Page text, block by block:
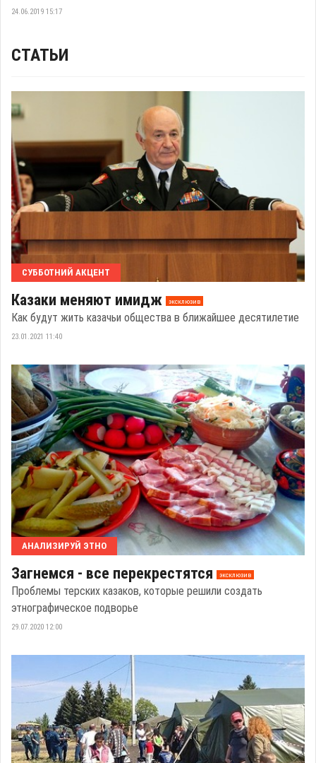
24.06.2019 15:17
СТАТЬИ
СУББОТНИЙ АКЦЕНТ
Казаки меняют имидж эксклюзив
Как будут жить казачьи общества в ближайшее десятилетие
23.01.2021 11:40
АНАЛИЗИРУЙ ЭТНО
Загнемся - все перекрестятся эксклюзив
Проблемы терских казаков, которые решили создать
этнографическое подворье
29.07.2020 12:00